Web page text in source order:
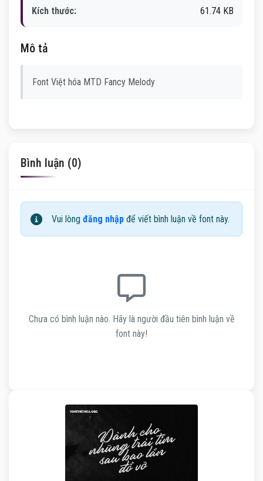
Kích thước:
61.74 KB
Mô tả
Font Việt hóa MTD Fancy Melody
Bình luận (0)
Vui lòng đăng nhập để viết bình luận về font này.
Chưa có bình luận nào. Hãy là người đầu tiên bình luận về
font này!